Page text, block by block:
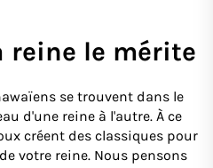
reine le mérite
se trouvent dans le
d'une reine à l'autre. À ce
créent des classiques pour
votre reine. Nous pensons